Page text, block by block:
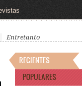
Entretanto
RECIENTES
POPULARES